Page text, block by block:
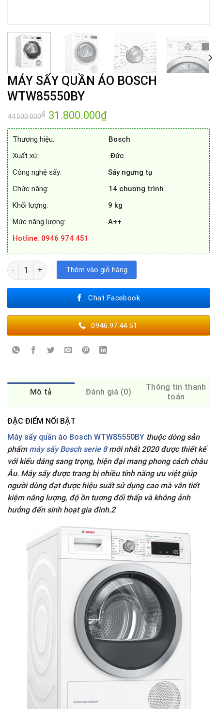
MÁY SẤY QUẦN ÁO BOSCH
WTW85550BY
44.500.000₫ Giá
gốc
là:
31.800.000₫Giá
tại
31.800.000₫.
Thương hiệu:
Bosch
Xuất xứ:
Đức
Công nghệ sấy: Sấy ngưng tụ
Chức năng: 14 chương trình
Khối lượng: 9 kg
Mức năng lượng: A++
Hotline: 0946 974 451
MÁY SẤY QUẦN ÁO BOSCH WTW85550BY số lượng
Thêm vào giỏ hàng
Chat Facebook
0946.97.44.51
Mô tả Đánh giá (0)
Thông tin thanh
toán
ĐẶC ĐIỂM NỔI BẬT
Máy sấy quần áo Bosch WTW85550BY thuộc dòng sản
phẩm máy sấy Bosch serie 8mới nhất 2020 được thiết kế
với kiểu dáng sang trọng, hiện đại mang phong cách châu
Âu. Máy sấy được trang bị nhiều tính năng ưu việt giúp
người dùng đạt được hiệu suất sử dụng cao mà vẫn tiết
kiệm năng lượng, độ ồn tương đối thấp và không ảnh
hưởng đến sinh hoạt gia đình.2